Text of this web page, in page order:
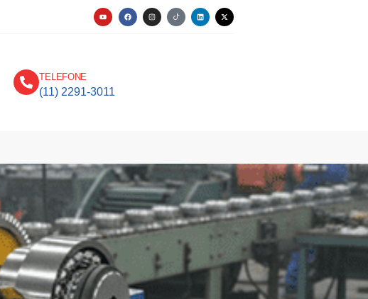
TELEFONE
(11) 2291-3011